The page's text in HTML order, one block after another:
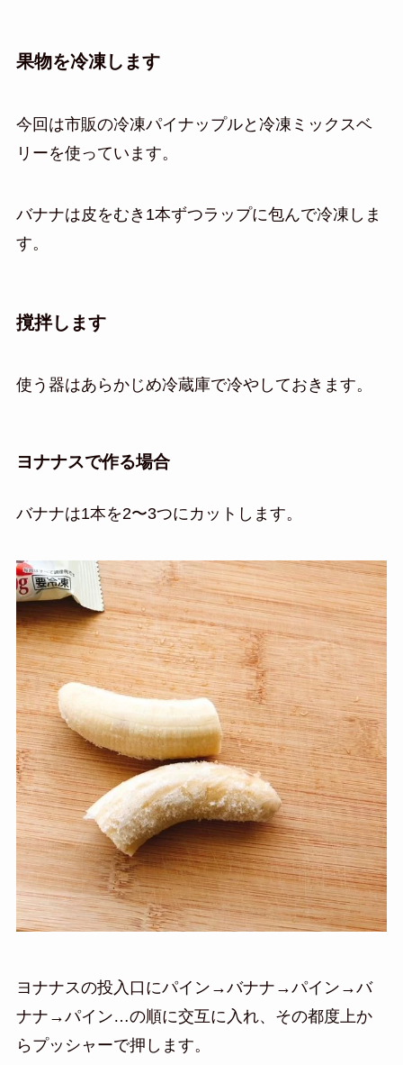
果物を冷凍します
今回は市販の冷凍パイナップルと冷凍ミックスベ
リーを使っています。
バナナは皮をむき1本ずつラップに包んで冷凍しま
す。
撹拌します
使う器はあらかじめ冷蔵庫で冷やしておきます。
ヨナナスで作る場合
バナナは1本を2〜3つにカットします。
ヨナナスの投入口にパイン→バナナ→パイン→バ
ナナ→パイン…の順に交互に入れ、その都度上か
らプッシャーで押します。